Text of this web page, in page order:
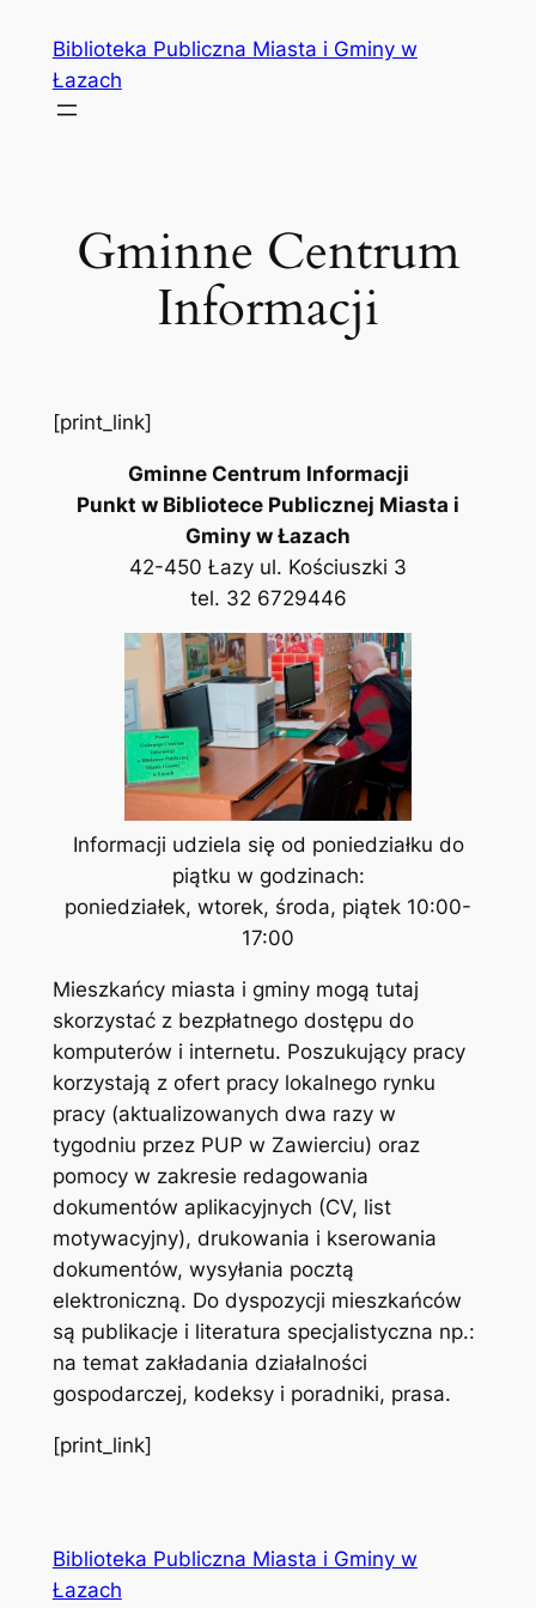
treści
Biblioteka Publiczna Miasta i Gminy w
Łazach
Gminne Centrum
Informacji
[print_link]
Gminne Centrum Informacji
Punkt w Bibliotece Publicznej Miasta i
Gminy w Łazach
42-450 Łazy ul. Kościuszki 3
tel. 32 6729446
Informacji udziela się od poniedziałku do
piątku w godzinach:
poniedziałek, wtorek, środa, piątek 10:00-
17:00
Mieszkańcy miasta i gminy mogą tutaj
skorzystać z bezpłatnego dostępu do
komputerów i internetu. Poszukujący pracy
korzystają z ofert pracy lokalnego rynku
pracy (aktualizowanych dwa razy w
tygodniu przez PUP w Zawierciu) oraz
pomocy w zakresie redagowania
dokumentów aplikacyjnych (CV, list
motywacyjny), drukowania i kserowania
dokumentów, wysyłania pocztą
elektroniczną. Do dyspozycji mieszkańców
są publikacje i literatura specjalistyczna np.:
na temat zakładania działalności
gospodarczej, kodeksy i poradniki, prasa.
[print_link]
Biblioteka Publiczna Miasta i Gminy w
Łazach